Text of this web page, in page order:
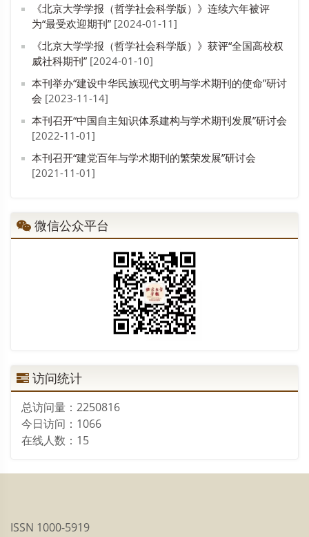
《北京大学学报（哲学社会科学版）》连续六年被评
为“最受欢迎期刊” [2024-01-11]
《北京大学学报（哲学社会科学版）》获评“全国高校权
威社科期刊” [2024-01-10]
本刊举办“建设中华民族现代文明与学术期刊的使命”研讨
会 [2023-11-14]
本刊召开“中国自主知识体系建构与学术期刊发展”研讨会
[2022-11-01]
本刊召开“建党百年与学术期刊的繁荣发展”研讨会
[2021-11-01]
微信公众平台
访问统计
总访问量： 2250816
今日访问： 1066
在线人数： 15
ISSN 1000-5919